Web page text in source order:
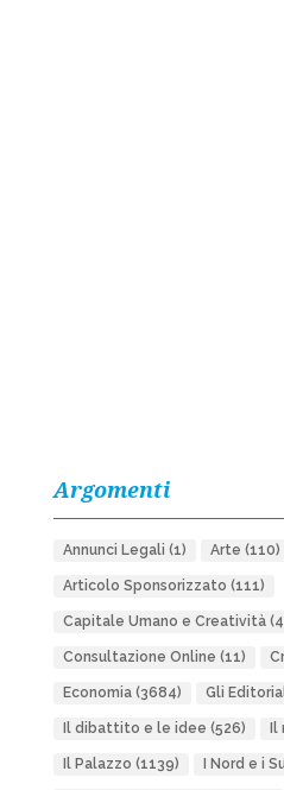
Argomenti
Annunci Legali (1) Arte (110)
Articolo Sponsorizzato (111)
Capitale Umano e Creatività
Consultazione Online (11)
Economia(3684) Gli
Il dibattito e le idee (526) Il
Il Palazzo (1139) I Nord e i